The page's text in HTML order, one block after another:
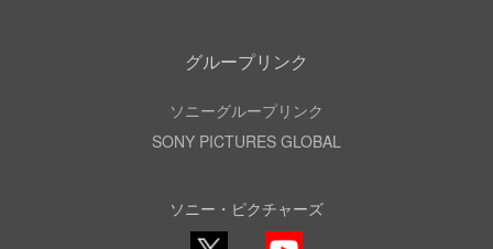
グループリンク
ソニーグループリンク
SONY PICTURES GLOBAL
ソニー・ピクチャーズ